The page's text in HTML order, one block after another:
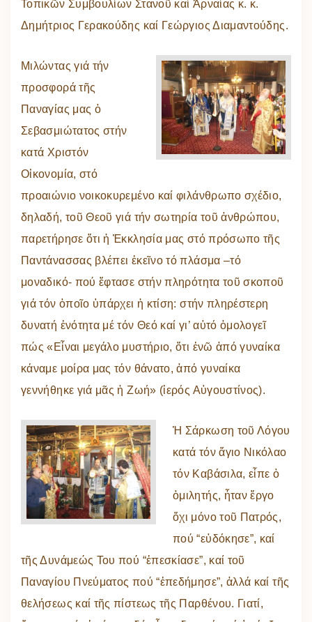
Τοπικῶν Συμβουλίων Στανοῦ καί Ἀρναίας κ. κ.
Δημήτριος Γερακούδης καί Γεώργιος Διαμαντούδης.
Μιλώντας γιά τήν
προσφορά τῆς
Παναγίας μας ὁ
Σεβασμιώτατος στήν
κατά Χριστόν
Οἰκονομία, στό
προαιώνιο νοικοκυρεμένο καί φιλάνθρωπο σχέδιο,
δηλαδή, τοῦ Θεοῦ γιά τήν σωτηρία τοῦ ἀνθρώπου,
παρετήρησε ὅτι ἡ Ἐκκλησία μας στό πρόσωπο τῆς
Παντάνασσας βλέπει ἐκεῖνο τό πλάσμα –τό
μοναδικό- πού ἔφτασε στήν πληρότητα τοῦ σκοποῦ
γιά τόν ὁποῖο ὑπάρχει ἡ κτίση: στήν πληρέστερη
δυνατή ἑνότητα μέ τόν Θεό καί γι’ αὐτό ὁμολογεῖ
πώς «Εἶναι μεγάλο μυστήριο, ὅτι ἐνῶ ἀπό γυναίκα
κάναμε μοίρα μας τόν θάνατο, ἀπό γυναίκα
γεννήθηκε γιά μᾶς ἡ Ζωή» (ἱερός Αὐγουστίνος).
Ἡ Σάρκωση τοῦ Λόγου
κατά τόν ἅγιο Νικόλαο
τόν Καβάσιλα, εἶπε ὁ
ὁμιλητής, ἦταν ἔργο
ὄχι μόνο τοῦ Πατρός,
πού “εὐδόκησε”, καί
τῆς Δυνάμεώς Του πού “ἐπεσκίασε”, καί τοῦ
Παναγίου Πνεύματος πού “ἐπεδήμησε”, ἀλλά καί τῆς
θελήσεως καί τῆς πίστεως τῆς Παρθένου. Γιατί,